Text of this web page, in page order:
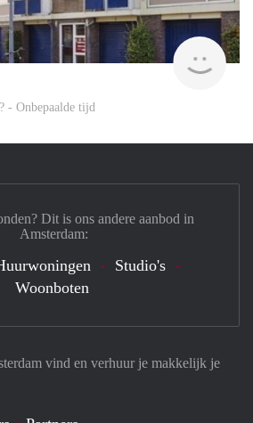
rent
- Onbepaalde tijd
vind en verhuur je makkelijk je
Dit is ons andere aanbod in
Amsterdam:
Studio's
Woonboten